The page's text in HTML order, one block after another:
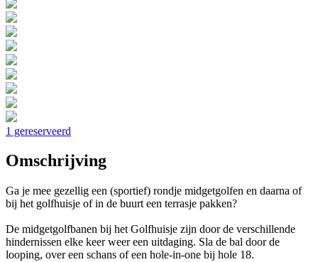
1 gereserveerd
Omschrijving
Ga je mee gezellig een (sportief) rondje midgetgolfen en daarna of
bij het golfhuisje of in de buurt een terrasje pakken?
De midgetgolfbanen bij het Golfhuisje zijn door de verschillende
hindernissen elke keer weer een uitdaging. Sla de bal door de
looping, over een schans of een hole-in-one bij hole 18.